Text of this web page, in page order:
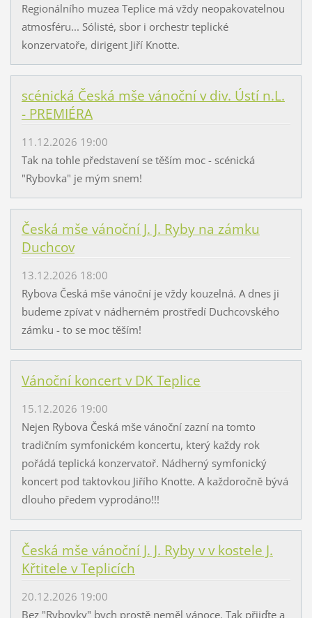
Regionálního muzea Teplice má vždy neopakovatelnou
atmosféru... Sólisté, sbor i orchestr teplické
konzervatoře, dirigent Jiří Knotte.
scénická Česká mše vánoční v div. Ústí n.L.
- PREMIÉRA
11.12.2026 19:00
Tak na tohle představení se těším moc - scénická
"Rybovka" je mým snem!
Česká mše vánoční J. J. Ryby na zámku
Duchcov
13.12.2026 18:00
Rybova Česká mše vánoční je vždy kouzelná. A dnes ji
budeme zpívat v nádherném prostředí Duchcovského
zámku - to se moc těším!
Vánoční koncert v DK Teplice
15.12.2026 19:00
Nejen Rybova Česká mše vánoční zazní na tomto
tradičním symfonickém koncertu, který každy rok
pořádá teplická konzervatoř. Nádherný symfonický
koncert pod taktovkou Jiřího Knotte. A každoročně bývá
dlouho předem vyprodáno!!!
Česká mše vánoční J. J. Ryby v v kostele J.
Křtitele v Teplicích
20.12.2026 19:00
Bez "Rybovky" bych prostě neměl vánoce. Tak přijďte a